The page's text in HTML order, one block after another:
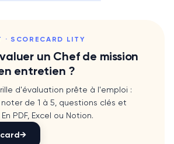
· SCORECARD LITY
un Chef de mission
entretien ?
d'évaluation prête à l'emploi :
de 1 à 5, questions clés et
PDF, Excel ou Notion.
→